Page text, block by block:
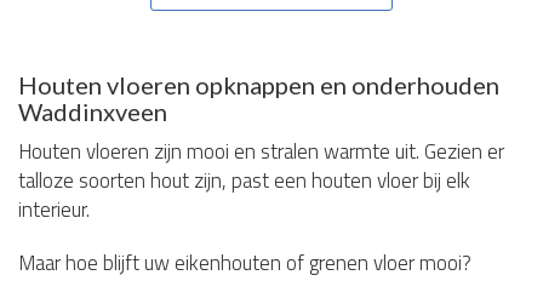
Houten vloeren opknappen en onderhouden
Waddinxveen
Houten vloeren zijn mooi en stralen warmte uit. Gezien er
talloze soorten hout zijn, past een houten vloer bij elk
interieur.
Maar hoe blijft uw eikenhouten of grenen vloer mooi?